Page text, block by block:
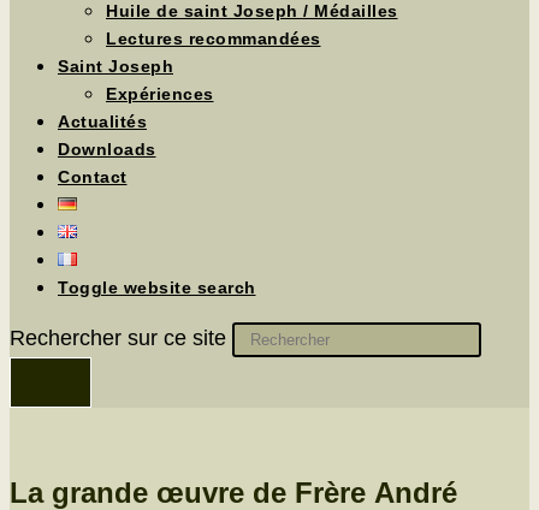
Huile de saint Joseph / Médailles
Lectures recommandées
Saint Joseph
Expériences
Actualités
Downloads
Contact
Toggle website search
Rechercher sur ce site
La grande œuvre de Frère André